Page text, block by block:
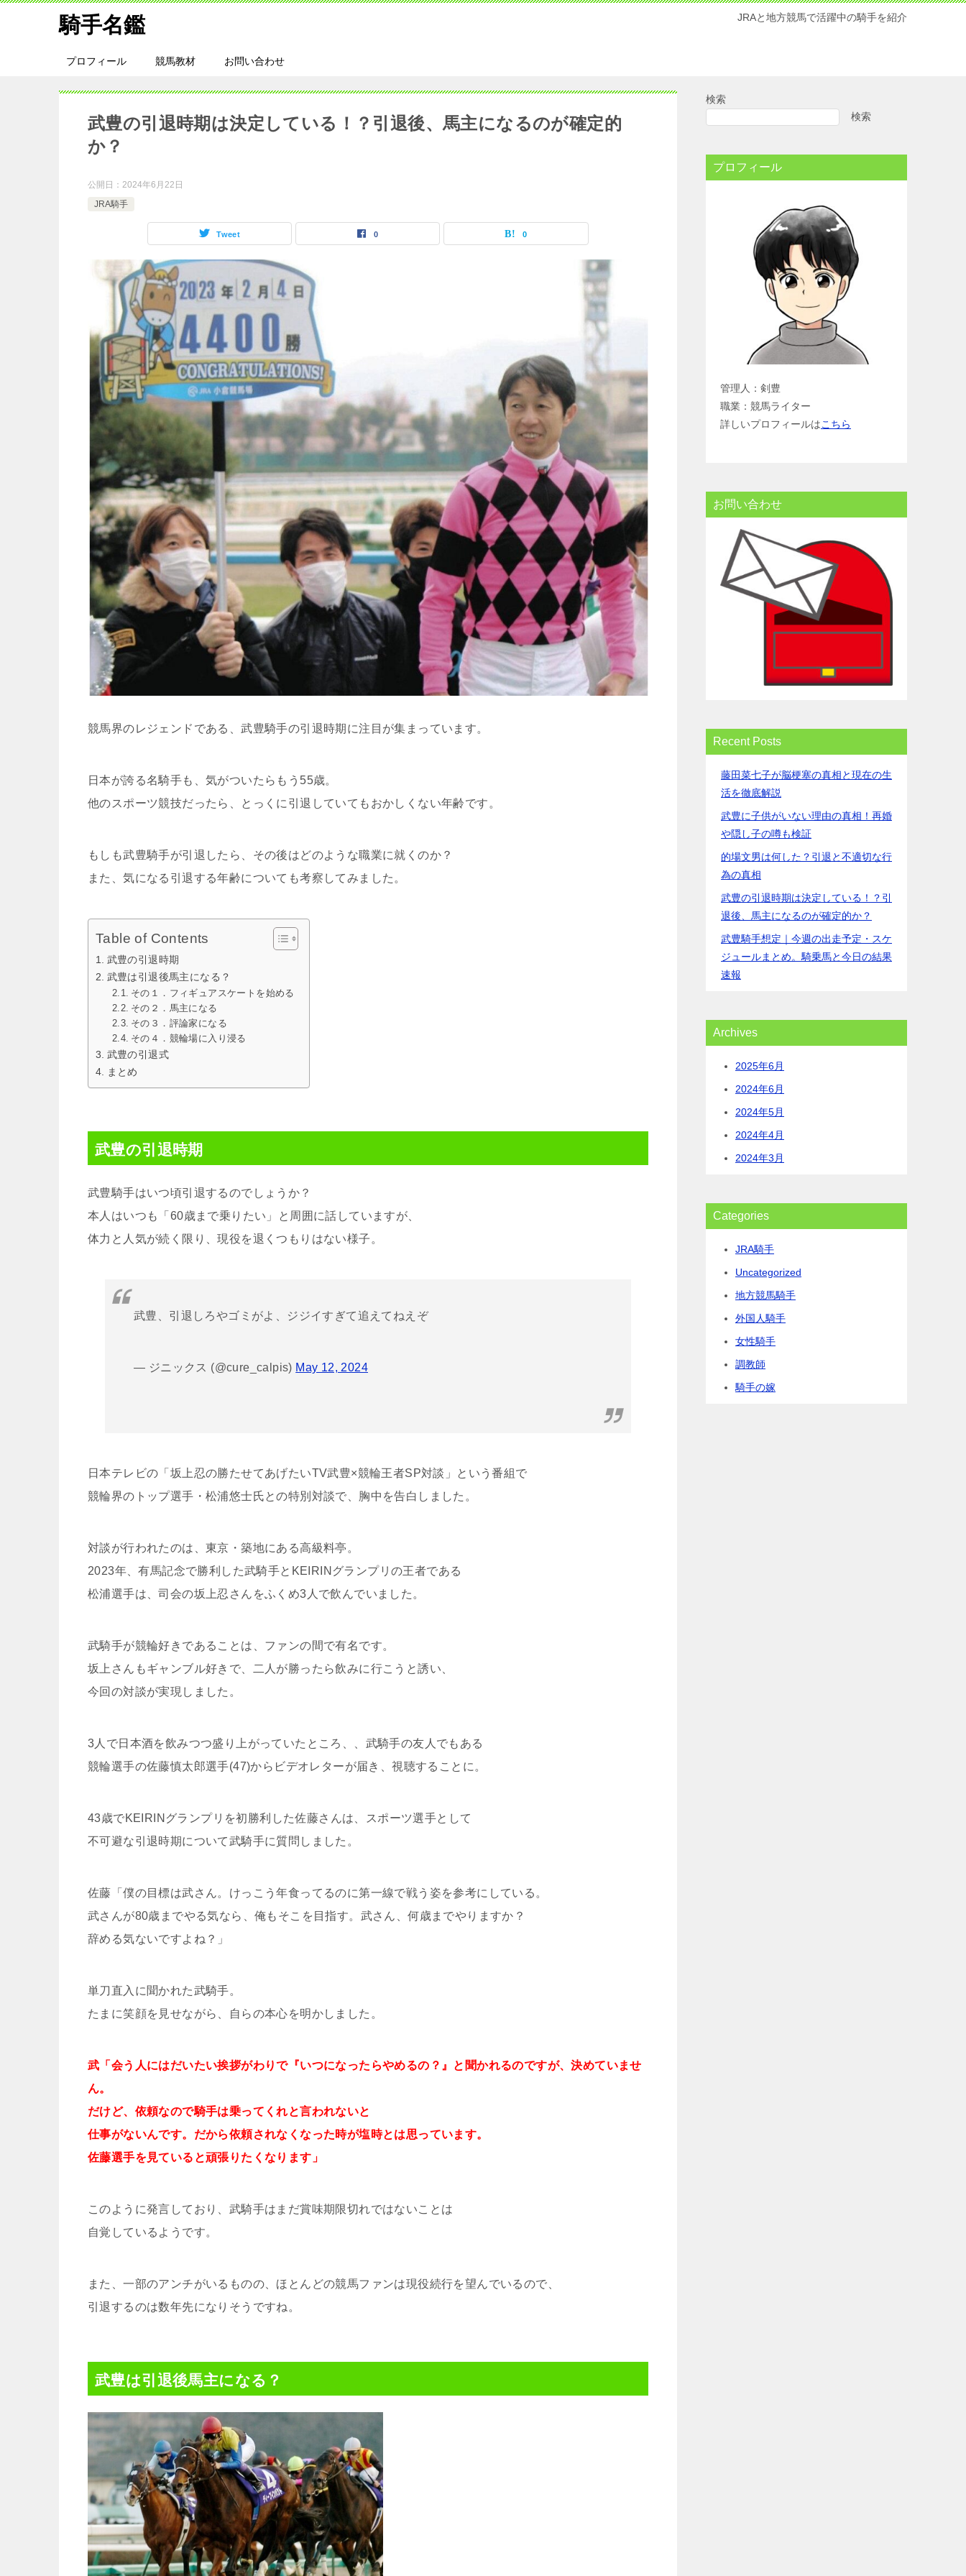
騎手名鑑 JRAと地方競馬で活躍中の騎手を紹介
プロフィール 競馬教材 お問い合わせ
武豊の引退時期は決定している！？引退後、馬主になるのが確定的
か？
公開日： 2024年6月22日
JRA騎手
Tweet 0 0
競馬界のレジェンドである、武豊騎手の引退時期に注目が集まっています。
日本が誇る名騎手も、気がついたらもう55歳。
他のスポーツ競技だったら、とっくに引退していてもおかしくない年齢です。
もしも武豊騎手が引退したら、その後はどのような職業に就くのか？
また、気になる引退する年齢についても考察してみました。
Table of Contents
武豊の引退時期
武豊は引退後馬主になる？
その１．フィギュアスケートを始める
その２．馬主になる
その３．評論家になる
その４．競輪場に入り浸る
武豊の引退式
まとめ
武豊の引退時期
武豊騎手はいつ頃引退するのでしょうか？
本人はいつも「60歳まで乗りたい」と周囲に話していますが、
体力と人気が続く限り、現役を退くつもりはない様子。
武豊、引退しろやゴミがよ、ジジイすぎて追えてねえぞ
— ジニックス (@cure_calpis) May 12, 2024
日本テレビの「坂上忍の勝たせてあげたいTV武豊×競輪王者SP対談」という番組で
競輪界のトップ選手・松浦悠士氏との特別対談で、胸中を告白しました。
対談が行われたのは、東京・築地にある高級料亭。
2023年、有馬記念で勝利した武騎手とKEIRINグランプリの王者である
松浦選手は、司会の坂上忍さんをふくめ3人で飲んでいました。
武騎手が競輪好きであることは、ファンの間で有名です。
坂上さんもギャンブル好きで、二人が勝ったら飲みに行こうと誘い、
今回の対談が実現しました。
3人で日本酒を飲みつつ盛り上がっていたところ、、武騎手の友人でもある
競輪選手の佐藤慎太郎選手(47)からビデオレターが届き、視聴することに。
43歳でKEIRINグランプリを初勝利した佐藤さんは、スポーツ選手として
不可避な引退時期について武騎手に質問しました。
佐藤「僕の目標は武さん。けっこう年食ってるのに第一線で戦う姿を参考にしている。
武さんが80歳までやる気なら、俺もそこを目指す。武さん、何歳までやりますか？
辞める気ないですよね？」
単刀直入に聞かれた武騎手。
たまに笑顔を見せながら、自らの本心を明かしました。
武「会う人にはだいたい挨拶がわりで『いつになったらやめるの？』と聞かれるのですが、決めていませ
ん。
だけど、依頼なので騎手は乗ってくれと言われないと
仕事がないんです。だから依頼されなくなった時が塩時とは思っています。
佐藤選手を見ていると頑張りたくなります」
このように発言しており、武騎手はまだ賞味期限切れではないことは
自覚しているようです。
また、一部のアンチがいるものの、ほとんどの競馬ファンは現役続行を望んでいるので、
引退するのは数年先になりそうですね。
武豊は引退後馬主になる？
検索
検索
プロフィール
管理人：剣豊
職業：競馬ライター
詳しいプロフィールはこちら
お問い合わせ
Recent Posts
藤田菜七子が脳梗塞の真相と現在の生
活を徹底解説
武豊に子供がいない理由の真相！再婚
や隠し子の噂も検証
的場文男は何した？引退と不適切な行
為の真相
武豊の引退時期は決定している！？引
退後、馬主になるのが確定的か？
武豊騎手想定｜今週の出走予定・スケ
ジュールまとめ。騎乗馬と今日の結果
速報
Archives
2025年6月
2024年6月
2024年5月
2024年4月
2024年3月
Categories
JRA騎手
Uncategorized
地方競馬騎手
外国人騎手
女性騎手
調教師
騎手の嫁